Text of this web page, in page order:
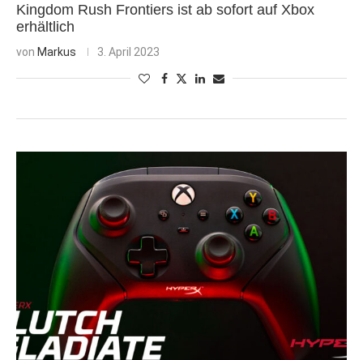
Kingdom Rush Frontiers ist ab sofort auf Xbox
erhältlich
von Markus 3. April 2023